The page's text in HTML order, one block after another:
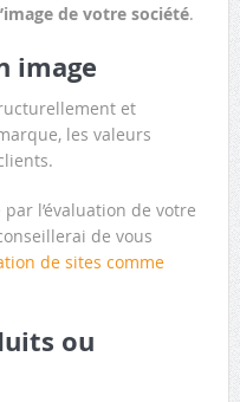
de votre société.
image
et
les valeurs
l’évaluation de votre
de vous
de sites comme
ou